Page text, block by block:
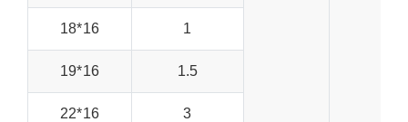
18*16 1
19*16 1.5
22*16 3